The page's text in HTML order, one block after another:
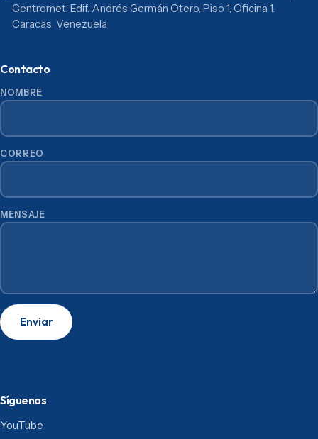
Centromet, Edif. Andrés Germán Otero, Piso 1, Oficina 1.
Caracas, Venezuela
Contacto
NOMBRE
CORREO
MENSAJE
Enviar
Síguenos
YouTube